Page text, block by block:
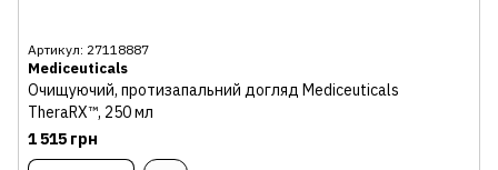
Артикул: 27118887
Mediceuticals
Очищуючий, протизапальний догляд Mediceuticals
TheraRX™, 250 мл
1 515 грн